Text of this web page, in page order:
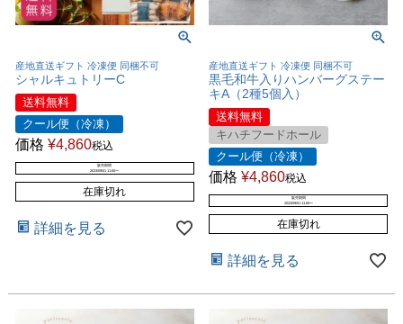
産地直送ギフト 冷凍便 同梱不可
シャルキュトリーC
送料無料
クール便（冷凍）
価格 ¥4,860税込
販売期間
2023/09/01 11:00〜
在庫切れ
詳細を見る
産地直送ギフト 冷凍便 同梱不可
黒毛和牛入りハンバーグステー
キA（2種5個入）
送料無料
キハチフードホール
クール便（冷凍）
価格 ¥4,860税込
販売期間
2023/09/01 11:00〜
在庫切れ
詳細を見る